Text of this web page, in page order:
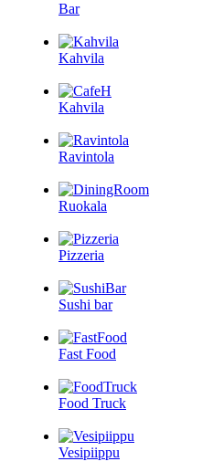
Bar
Kahvila
Kahvila
Ravintola
Ruokala
Pizzeria
Sushi bar
Fast Food
Food Truck
Vesipiippu